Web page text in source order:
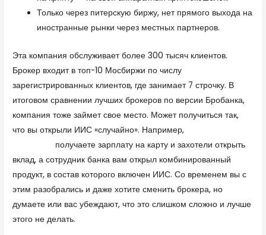
Только через питерскую биржу, нет прямого выхода на
иностранные рынки через местных партнеров.
Эта компания обслуживает более 300 тысяч клиентов.
Брокер входит в топ-10 Мосбиржи по числу
зарегистрированных клиентов, где занимает 7 строчку. В
итоговом сравнении лучших брокеров по версии Бробанка,
компания тоже займет свое место. Может получиться так,
что вы открыли ИИС «случайно». Например,
получаете зарплату на карту и захотели открыть
вклад, а сотрудник банка вам открыл комбинированный
продукт, в состав которого включен ИИС. Со временем вы с
этим разобрались и даже хотите сменить брокера, но
думаете или вас убеждают, что это слишком сложно и лучше
этого не делать.